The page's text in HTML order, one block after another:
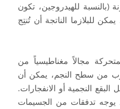
للهيدروجين، تكون
للبلازما الناتجة أن تُنتِج
مجالاً مغناطيسياً من
من سطح النجم، يمكن أن
النجمية أو الانفجارات.
يوجه تدفقات من الجسيمات